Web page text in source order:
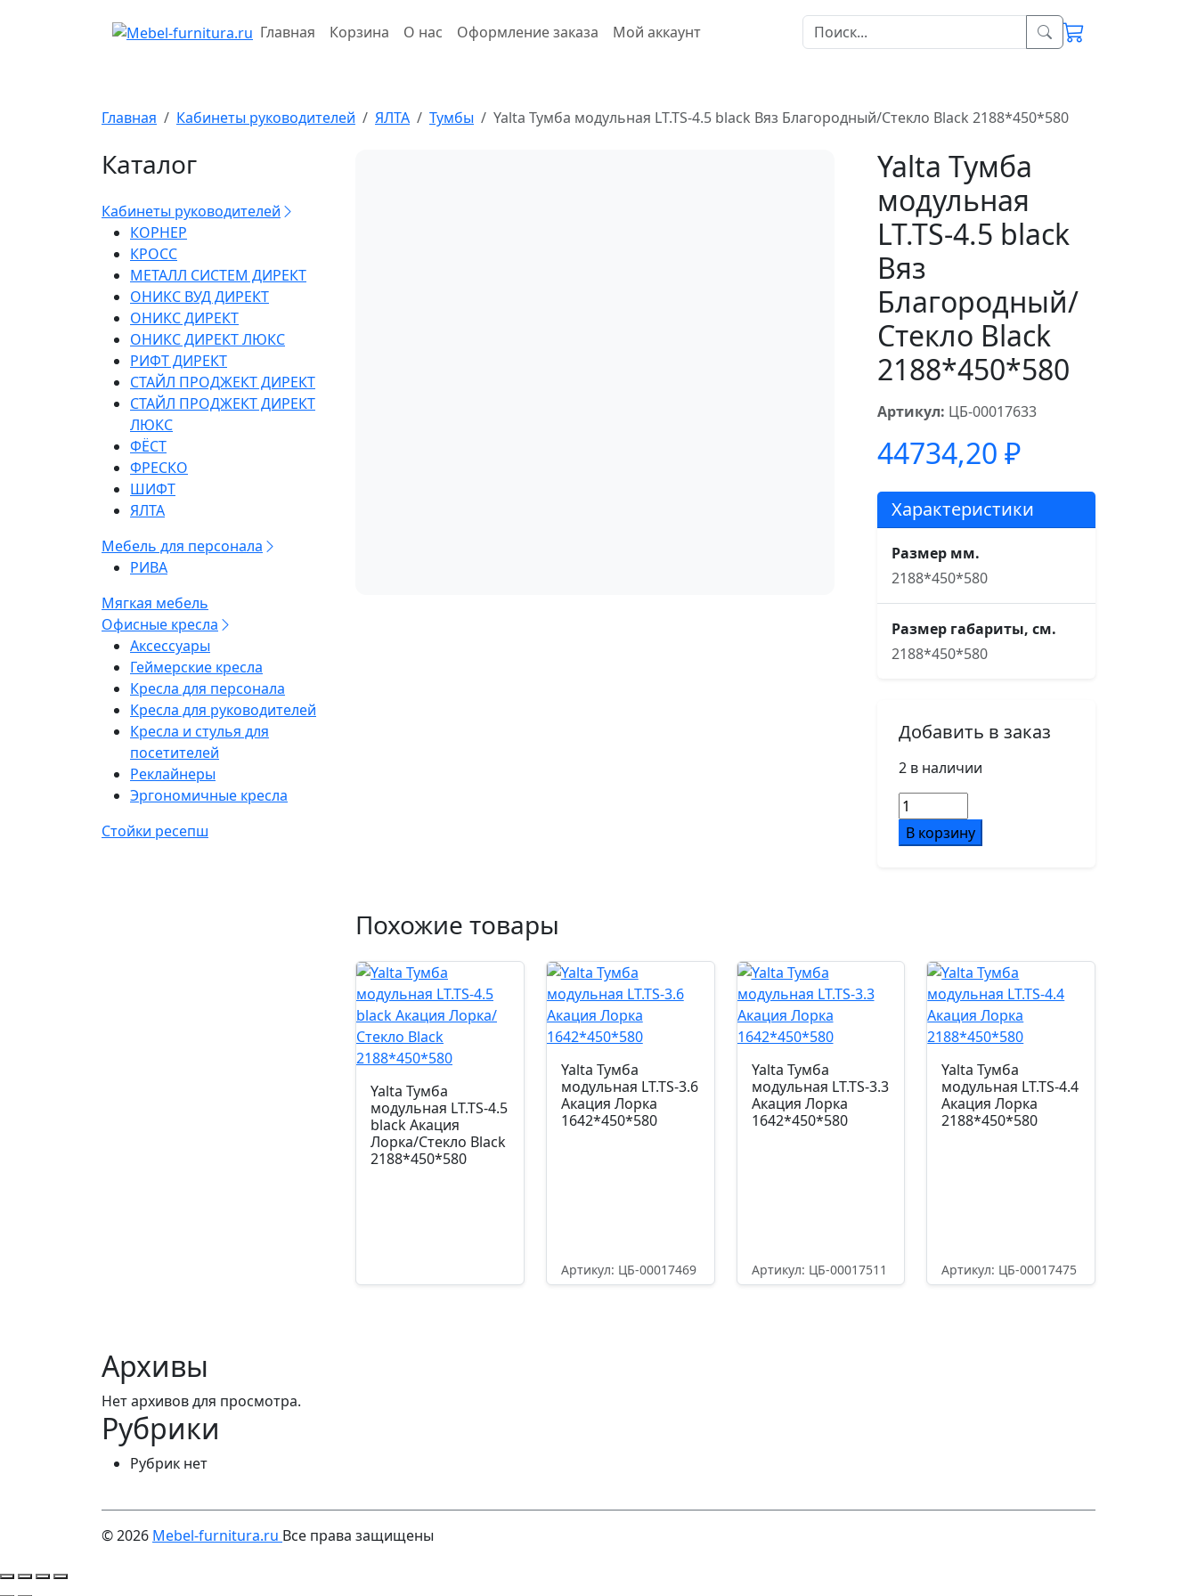
Главная Корзина О нас Оформление заказа Мой аккаунт
Главная Кабинеты руководителей ЯЛТА Тумбы Yalta Тумба модульная LT.TS-4.5 black Вяз Благородный/Стекло Black 2188*450*580
Каталог
Кабинеты руководителей
КОРНЕР
КРОСС
МЕТАЛЛ СИСТЕМ ДИРЕКТ
ОНИКС ВУД ДИРЕКТ
ОНИКС ДИРЕКТ
ОНИКС ДИРЕКТ ЛЮКС
РИФТ ДИРЕКТ
СТАЙЛ ПРОДЖЕКТ ДИРЕКТ
СТАЙЛ ПРОДЖЕКТ ДИРЕКТ
ЛЮКС
ФЁСТ
ФРЕСКО
ШИФТ
ЯЛТА
Мебель для персонала
РИВА
Мягкая мебель
Офисные кресла
Аксессуары
Геймерские кресла
Кресла для персонала
Кресла для руководителей
Кресла и стулья для
посетителей
Реклайнеры
Эргономичные кресла
Стойки ресепш
Yalta Тумба
модульная
LT.TS-4.5 black
Вяз
Благородный/
Стекло Black
2188*450*580
Артикул: ЦБ-00017633
44734,20 ₽
Характеристики
Размер мм.
2188*450*580
Размер габариты, см.
2188*450*580
Добавить в заказ
2 в наличии
Количество
товара
Yalta
Благородный/
Стекло
Black
В корзину
Похожие товары
Yalta Тумба
модульная LT.TS-4.5
black Акация
Лорка/Стекло Black
2188*450*580
Артикул: ЦБ-00017476
Yalta Тумба
модульная LT.TS-3.6
Акация Лорка
1642*450*580
Артикул: ЦБ-00017469
Yalta Тумба
модульная LT.TS-3.3
Акация Лорка
1642*450*580
Артикул: ЦБ-00017511
Yalta Тумба
модульная LT.TS-4.4
Акация Лорка
2188*450*580
Артикул: ЦБ-00017475
Архивы
Нет архивов для просмотра.
Рубрики
Рубрик нет
© 2026 Mebel-furnitura.ru Все права защищены